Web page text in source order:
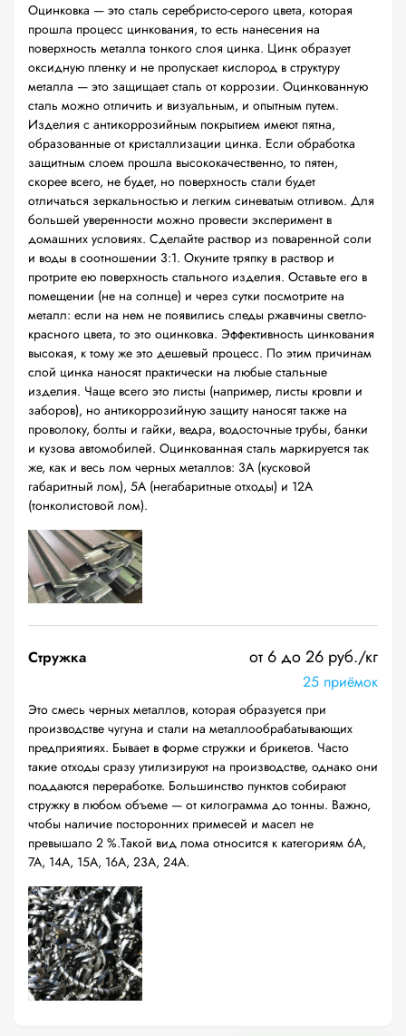
Оцинковка — это сталь серебристо-серого цвета, которая
прошла процесс цинкования, то есть нанесения на
поверхность металла тонкого слоя цинка. Цинк образует
оксидную пленку и не пропускает кислород в структуру
металла — это защищает сталь от коррозии. Оцинкованную
сталь можно отличить и визуальным, и опытным путем.
Изделия с антикоррозийным покрытием имеют пятна,
образованные от кристаллизации цинка. Если обработка
защитным слоем прошла высококачественно, то пятен,
скорее всего, не будет, но поверхность стали будет
отличаться зеркальностью и легким синеватым отливом. Для
большей уверенности можно провести эксперимент в
домашних условиях. Сделайте раствор из поваренной соли
и воды в соотношении 3:1. Окуните тряпку в раствор и
протрите ею поверхность стального изделия. Оставьте его в
помещении (не на солнце) и через сутки посмотрите на
металл: если на нем не появились следы ржавчины светло-
красного цвета, то это оцинковка. Эффективность цинкования
высокая, к тому же это дешевый процесс. По этим причинам
слой цинка наносят практически на любые стальные
изделия. Чаще всего это листы (например, листы кровли и
заборов), но антикоррозийную защиту наносят также на
проволоку, болты и гайки, ведра, водосточные трубы, банки
и кузова автомобилей. Оцинкованная сталь маркируется так
же, как и весь лом черных металлов: 3А (кусковой
габаритный лом), 5А (негабаритные отходы) и 12А
(тонколистовой лом).
Стружка от 6 до 26 руб./кг
25 приёмок
Это смесь черных металлов, которая образуется при
производстве чугуна и стали на металлообрабатывающих
предприятиях. Бывает в форме стружки и брикетов. Часто
такие отходы сразу утилизируют на производстве, однако они
поддаются переработке. Большинство пунктов собирают
стружку в любом объеме — от килограмма до тонны. Важно,
чтобы наличие посторонних примесей и масел не
превышало 2 %.Такой вид лома относится к категориям 6А,
7А, 14А, 15А, 16А, 23А, 24А.